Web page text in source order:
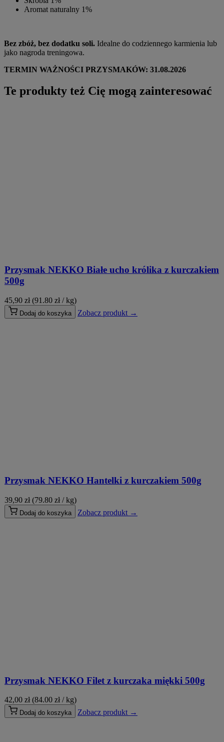
Aromat naturalny 1%
Bez zbóż, bez dodatku soli. Idealne do codziennego karmienia lub
jako nagroda treningowa.
TERMIN WAŻNOŚCI PRZYSMAKÓW: 31.08.2026
Te produkty też Cię mogą zainteresować
Przysmak NEKKO Białe ucho królika z kurczakiem
500g
45,90 zł (91.80 zł / kg)
Dodaj do koszyka Zobacz produkt →
Przysmak NEKKO Hantelki z kurczakiem 500g
39,90 zł (79.80 zł / kg)
Dodaj do koszyka Zobacz produkt →
Przysmak NEKKO Filet z kurczaka miękki 500g
42,00 zł (84.00 zł / kg)
Dodaj do koszyka Zobacz produkt →